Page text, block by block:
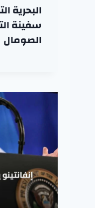
البحرية
سفينة
الصومال